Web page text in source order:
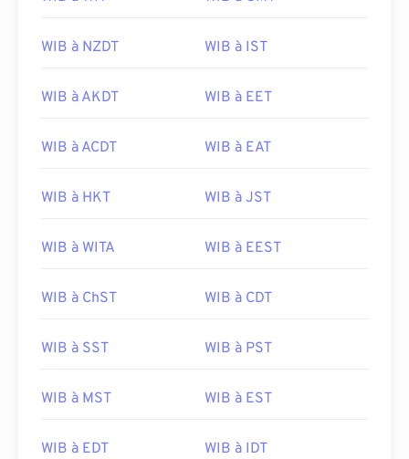
WIB à NZDT WIB à IST
WIB à AKDT WIB à EET
WIB à ACDT WIB à EAT
WIB à HKT WIB à JST
WIB à WITA WIB à EEST
WIB à ChST WIB à CDT
WIB à SST WIB à PST
WIB à MST WIB à EST
WIB à EDT WIB à IDT